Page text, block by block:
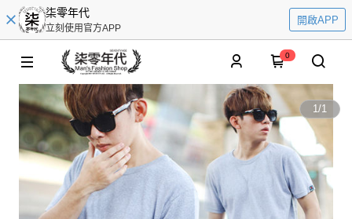
柒零年代
立刻使用官方APP
開啟APP
0
1/1